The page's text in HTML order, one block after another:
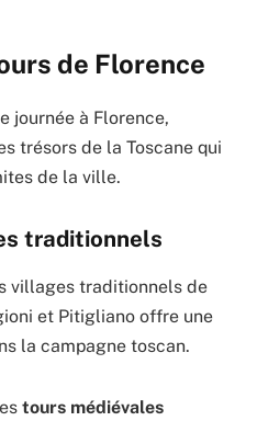
de Florence
journée à Florence,
trésors de la Toscane qui
de la ville.
traditionnels
villages traditionnels de
et Pitigliano offre une
la campagne toscan.
tours médiévales